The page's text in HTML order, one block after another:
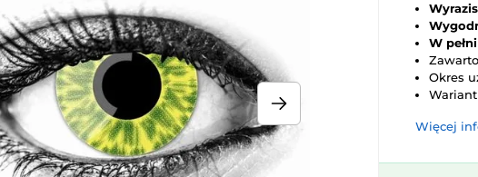
W
Okres
Więcej